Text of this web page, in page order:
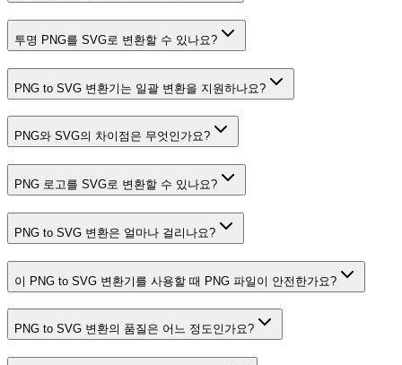
투명 PNG를 SVG로 변환할 수 있나요?
PNG to SVG 변환기는 일괄 변환을 지원하나요?
PNG와 SVG의 차이점은 무엇인가요?
PNG 로고를 SVG로 변환할 수 있나요?
PNG to SVG 변환은 얼마나 걸리나요?
이 PNG to SVG 변환기를 사용할 때 PNG 파일이 안전한가요?
PNG to SVG 변환의 품질은 어느 정도인가요?